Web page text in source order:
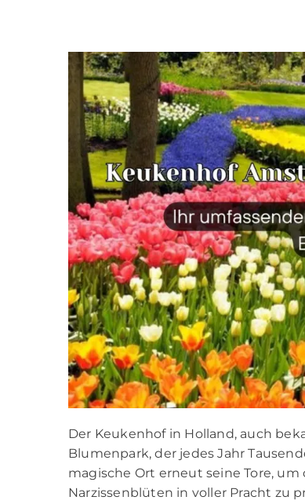
Der Keukenhof in Holland, auch
Blumenpark, der jedes Jahr
magische Ort erneut seine Tore,
Narzissenblüten in voller Pracht zu